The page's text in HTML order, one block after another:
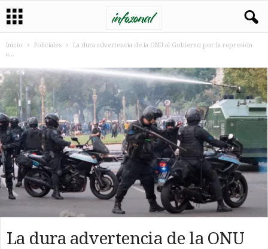
Inicio Policiales
La dura advertencia de la ONU al Gobierno por la represión
a...
La dura advertencia de la ONU